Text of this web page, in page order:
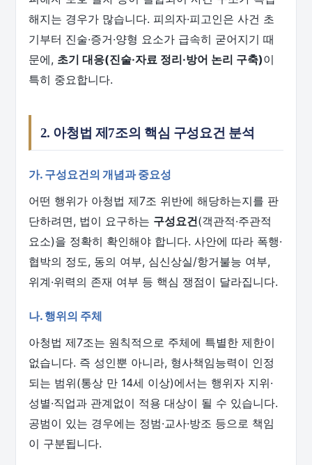
해지는 경우가 많습니다. 피의자·피고인은 사건 초
기부터 진술·증거·양형 요소가 급속히 굳어지기 때
문에, 초기 대응(진술·자료 정리·방어 논리 구축)이
특히 중요합니다.
2. 아청법 제7조의 핵심 구성요건 분석
가. 구성요건의 개념과 중요성
어떤 행위가 아청법 제7조 위반에 해당하는지를 판
단하려면, 법이 요구하는 구성요건(객관적·주관적
요소)을 정확히 확인해야 합니다. 사안에 따라 폭행·
협박의 정도, 동의 여부, 심신상실/항거불능 여부,
위계·위력의 존재 여부 등 핵심 쟁점이 달라집니다.
나. 행위의 주체
아청법 제7조는 원칙적으로 주체에 특별한 제한이
없습니다. 즉 성인뿐 아니라, 형사책임능력이 인정
되는 범위(통상 만 14세 이상)에서는 행위자 지위·
성별·직업과 관계없이 적용 대상이 될 수 있습니다.
공범이 있는 경우에는 정범·교사·방조 등으로 책임
이 구분됩니다.